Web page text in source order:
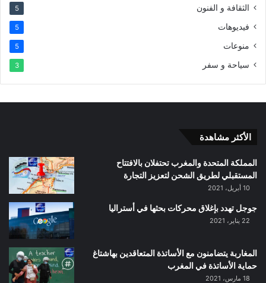
الثقافة و الفنون 5
فيديوهات 5
منوعات 5
سياحة و سفر 3
الأكثر مشاهدة
المملكة المتحدة والمغرب تحتفلان بالافتتاح
المستقبلي لطريق الشحن لتعزيز التجارة
10 أبريل، 2021
جوجل تهدد بإغلاق محركات بحثها في أستراليا
22 يناير، 2021
المغاربة يتضامنون مع الأساتذة المتعاقدين بهاشتاغ
حماية الأساتذة في المغرب
18 مارس، 2021